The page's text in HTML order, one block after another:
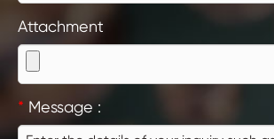
Attachment
* Message :